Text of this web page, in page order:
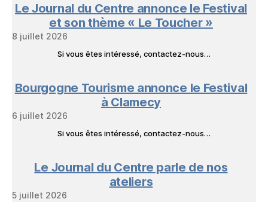
Le Journal du Centre annonce le Festival
et son thème « Le Toucher »
8 juillet 2026
Si vous êtes intéressé, contactez-nous…
Bourgogne Tourisme annonce le Festival
à Clamecy
6 juillet 2026
Si vous êtes intéressé, contactez-nous…
Le Journal du Centre parle de nos
ateliers
5 juillet 2026